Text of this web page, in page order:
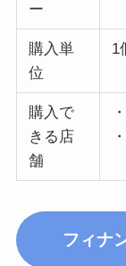
ー
購入単
位
1
購入で
きる店
舗
・
・
フィナ